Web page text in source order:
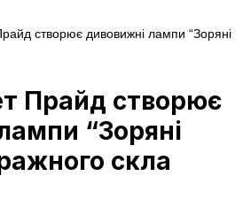
створює дивовижні лампи “Зоряні
Прайд створює
“Зоряні
скла